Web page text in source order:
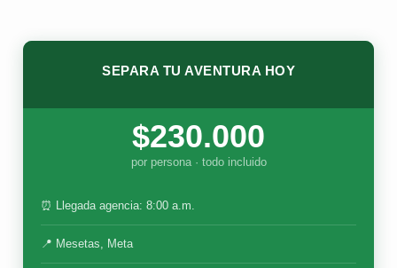
SEPARA TU AVENTURA HOY
$230.000
por persona · todo incluido
⏰ Llegada agencia: 8:00 a.m.
📍 Mesetas, Meta